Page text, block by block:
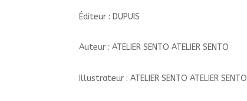
Éditeur : DUPUIS
Auteur : ATELIER SENTO ATELIER SENTO
Illustrateur : ATELIER SENTO ATELIER SENTO